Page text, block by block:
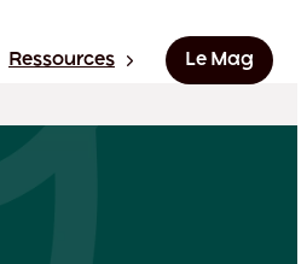
Ressources Le Mag